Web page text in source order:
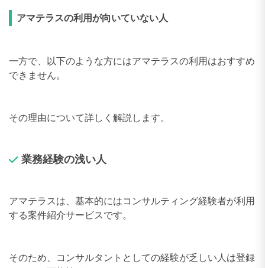
アマテラスの利用が向いていない人
一方で、以下のような方にはアマテラスの利用はおすすめ
できません。
その理由について詳しく解説します。
業務経験の浅い人
アマテラスは、基本的にはコンサルティング経験者が利用
する案件紹介サービスです。
そのため、コンサルタントとしての経験が乏しい人は登録